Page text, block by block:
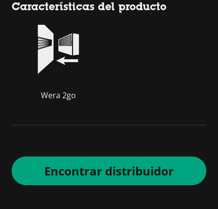
Características del producto
Wera 2go
Encontrar distribuidor